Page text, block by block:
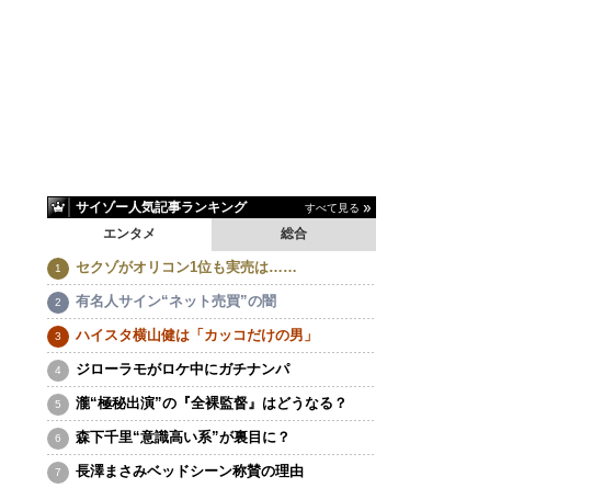
サイゾー人気記事ランキング すべて見る
エンタメ 総合
セクゾがオリコン1位も実売は……
有名人サイン“ネット売買”の闇
ハイスタ横山健は「カッコだけの男」
ジローラモがロケ中にガチナンパ
瀧“極秘出演”の『全裸監督』はどうなる？
森下千里“意識高い系”が裏目に？
長澤まさみベッドシーン称賛の理由